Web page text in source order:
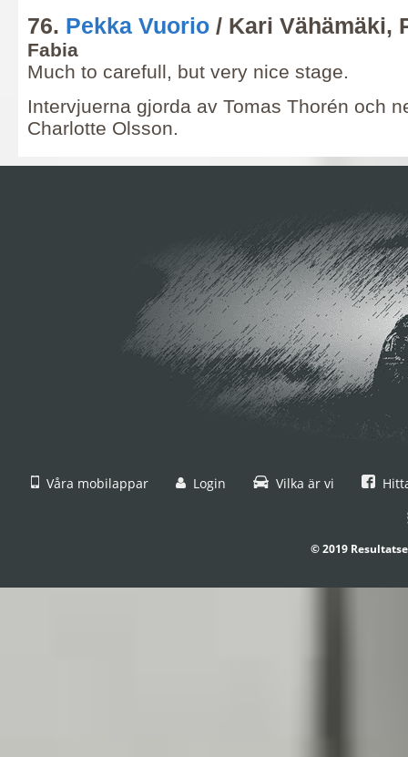
76. Pekka Vuorio / Kari Vähämäki,
Fabia
Much to carefull, but very nice stage.
Intervjuerna gjorda av Tomas Thorén och
Charlotte Olsson.
Våra mobilappar Login Vilka är vi
© 2019